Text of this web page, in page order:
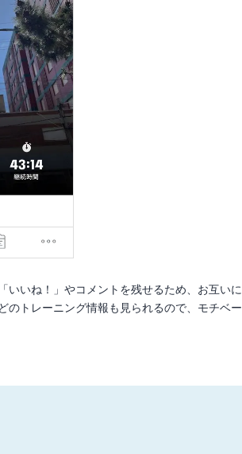
いいね！」やコメントを残せるため、お互いに
のトレーニング情報も見られるので、モチベー